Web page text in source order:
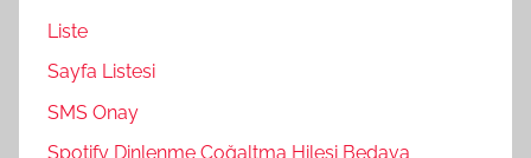
Liste
Sayfa Listesi
SMS Onay
Spotify Dinlenme Çoğaltma Hilesi Bedava